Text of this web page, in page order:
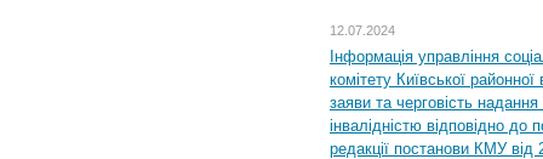
12.07.2024
Інформація управління
комітету Київської
заяви та черговість надання
інвалідністю відповідно
редакції постанови КМУ